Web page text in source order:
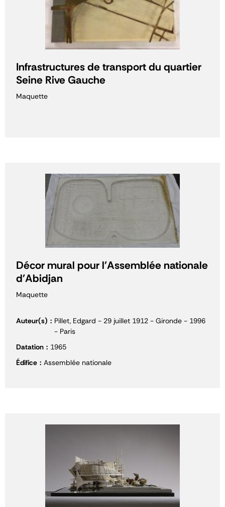
Infrastructures de transport du quartier
Seine Rive Gauche
Maquette
Décor mural pour l'Assemblée nationale
d'Abidjan
Maquette
Auteur(s)
Pillet, Edgard - 29 juillet 1912 - Gironde - 1996
- Paris
Datation
1965
Édifice
Assemblée nationale